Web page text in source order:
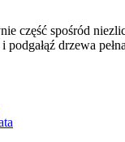
część spośród
podgałąź drzewa